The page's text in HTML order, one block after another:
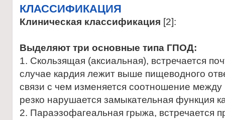
КЛАССИФИКАЦИЯ
Клиническая классификация [2]:
Выделяют три основные типа ГПОД:
1. Скользящая (аксиальная), встречается
случае кардия лежит выше пищеводного
связи с чем изменяется соотношение
резко нарушается замыкательная функция
2. Параэзофагеальная грыжа, встречается